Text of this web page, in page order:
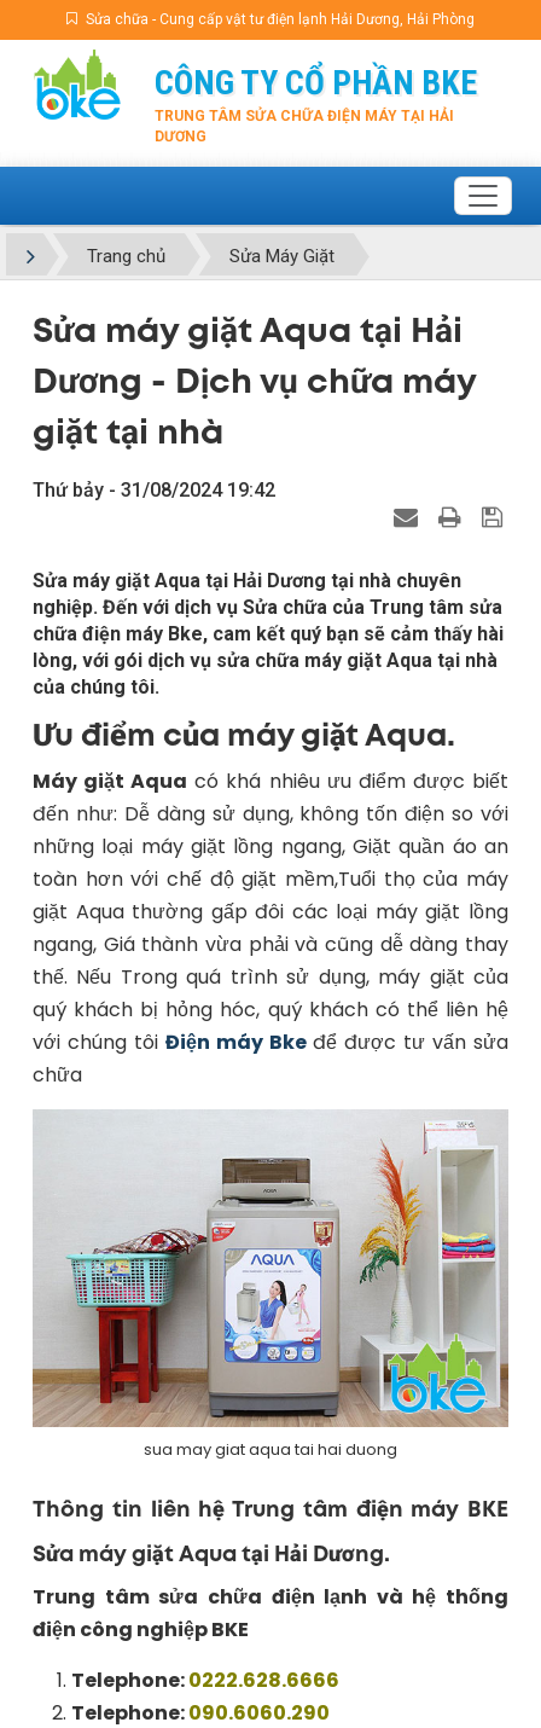
Sửa chữa - Cung cấp vật tư điện lạnh Hải Dương, Hải Phòng
CÔNG TY CỔ PHẦN BKE
TRUNG TÂM SỬA CHỮA ĐIỆN MÁY TẠI HẢI
DƯƠNG
Trang chủ Sửa Máy Giặt
Sửa máy giặt Aqua tại Hải
Dương - Dịch vụ chữa máy
giặt tại nhà
Thứ bảy - 31/08/2024 19:42
Sửa máy giặt Aqua tại Hải Dương tại nhà chuyên
nghiệp. Đến với dịch vụ Sửa chữa của Trung tâm sửa
chữa điện máy Bke, cam kết quý bạn sẽ cảm thấy hài
lòng, với gói dịch vụ sửa chữa máy giặt Aqua tại nhà
của chúng tôi.
Ưu điểm của máy giặt Aqua.
Máy giặt Aqua có khá nhiêu ưu điểm được biết
đến như: Dễ dàng sử dụng, không tốn điện so với
những loại máy giặt lồng ngang, Giặt quần áo an
toàn hơn với chế độ giặt mềm,Tuổi thọ của máy
giặt Aqua thường gấp đôi các loại máy giặt lồng
ngang, Giá thành vừa phải và cũng dễ dàng thay
thế. Nếu Trong quá trình sử dụng, máy giặt của
quý khách bị hỏng hóc, quý khách có thể liên hệ
với chúng tôi Điện máy Bkeđể được tư vấn sửa
chữa
sua may giat aqua tai hai duong
Thông tin liên hệ Trung tâm điện máy BKE
Sửa máy giặt Aqua tại Hải Dương.
Trung tâm sửa chữa điện lạnh và hệ thống
điện công nghiệp BKE
Telephone:0222.628.6666
Telephone:090.6060.290